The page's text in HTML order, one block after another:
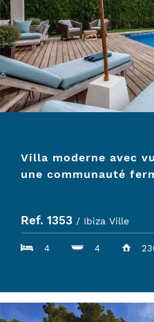
Villa moderne avec
une communauté
Ref. 1353 / Ibiza Ville
4 4